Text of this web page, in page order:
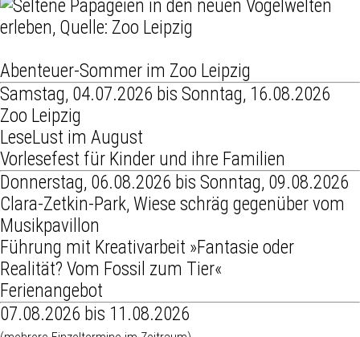
Abenteuer-Sommer im Zoo Leipzig
Samstag, 04.07.2026 bis Sonntag, 16.08.2026
Zoo Leipzig
LeseLust im August
Vorlesefest für Kinder und ihre Familien
Donnerstag, 06.08.2026 bis Sonntag, 09.08.2026
Clara-Zetkin-Park, Wiese schräg gegenüber vom
Musikpavillon
Führung mit Kreativarbeit »Fantasie oder
Realität? Vom Fossil zum Tier«
Ferienangebot
07.08.2026 bis 11.08.2026